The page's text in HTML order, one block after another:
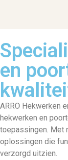
en
ARRO Hekwerken
hekwerken en
toepassingen. Met
oplossingen die
verzorgd uitzien.